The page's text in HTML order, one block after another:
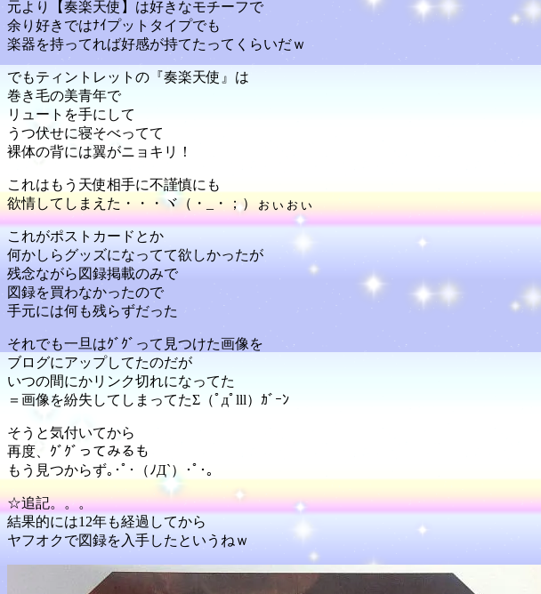
元より【奏楽天使】は好きなモチーフで
余り好きではﾅｲプットタイプでも
楽器を持ってれば好感が持てたってくらいだｗ
でもティントレットの『奏楽天使』は
巻き毛の美青年で
リュートを手にして
うつ伏せに寝そべってて
裸体の背には翼がニョキリ！
これはもう天使相手に不謹慎にも
欲情してしまえた・・・ヾ（・_・；）ぉぃぉぃ
これがポストカードとか
何かしらグッズになってて欲しかったが
残念ながら図録掲載のみで
図録を買わなかったので
手元には何も残らずだった
それでも一旦はｸﾞｸﾞって見つけた画像を
ブログにアップしてたのだが
いつの間にかリンク切れになってた
＝画像を紛失してしまってたΣ（ﾟдﾟlll）ｶﾞｰﾝ
そうと気付いてから
再度、ｸﾞｸﾞってみるも
もう見つからず｡･ﾟ･（ﾉД`）･ﾟ･｡
☆追記。。。
結果的には12年も経過してから
ヤフオクで図録を入手したというねｗ